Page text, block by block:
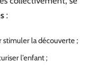
:
stimuler la découverte ;
l’enfant ;